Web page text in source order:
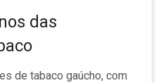
das
de tabaco gaúcho, com